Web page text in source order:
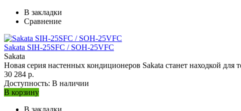
В закладки
Сравнение
Sakata SIH-25SFC / SOH-25VFC
Sakata
Новая серия настенных кондиционеров Sakata станет находкой
30 284 р.
Доступность: В наличии
В корзину
В закладки